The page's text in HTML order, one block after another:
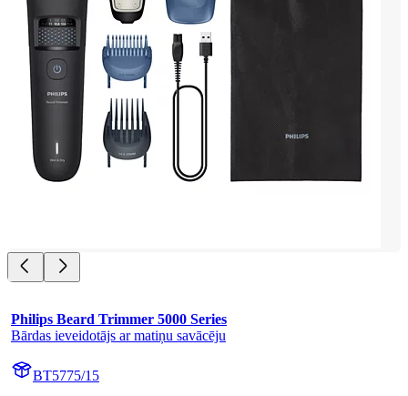
Philips Beard Trimmer 5000 Series
Bārdas ieveidotājs ar matiņu savācēju
BT5775/15